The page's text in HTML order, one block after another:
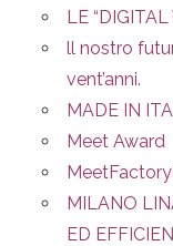
LE
ll nostro
vent’anni.
MADE IN
Meet Award
MILANO
ED